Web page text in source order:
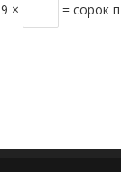
9 × = сорок